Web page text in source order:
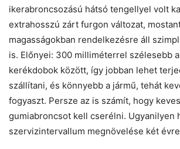
ikerabroncsozású hátsó tengellyel volt
extrahosszú zárt furgon változat,
magasságokban rendelkezésre áll
is. Előnyei: 300 milliméterrel szélesebb
kerékdobok között, így jobban lehet
szállítani, és könnyebb a jármű, tehát
fogyaszt. Persze az is számít, hogy
gumiabroncsot kell cserélni. Ugyanilyen
szervizintervallum megnövelése két